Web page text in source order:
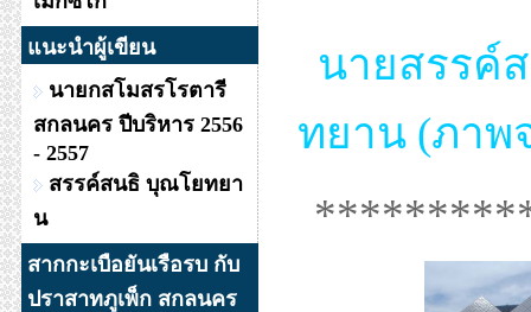
แนะนำผู้เขียน
นายกสโมสรโรตารี
สกลนคร ปีบริหาร 2556
- 2557
สรรค์สนธิ บุณโยทยา
น
สากกะเบือยันเรือรบ กับ
ปราสาทภูเพ็ก สกลนคร
นายสรรค์
ทยาน (ภาพ